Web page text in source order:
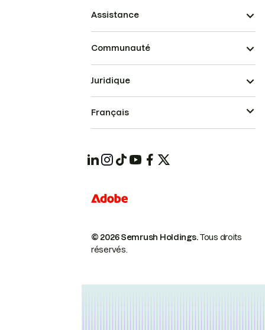
Assistance
Communauté
© 2026 Semrush Holdings.Tous droits
réservés.
Juridique
Français